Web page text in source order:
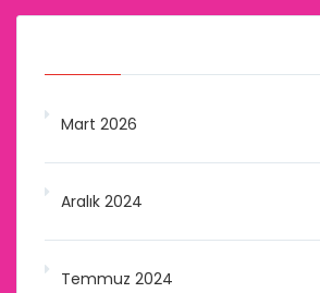
Mart 2026
Aralık 2024
Temmuz 2024